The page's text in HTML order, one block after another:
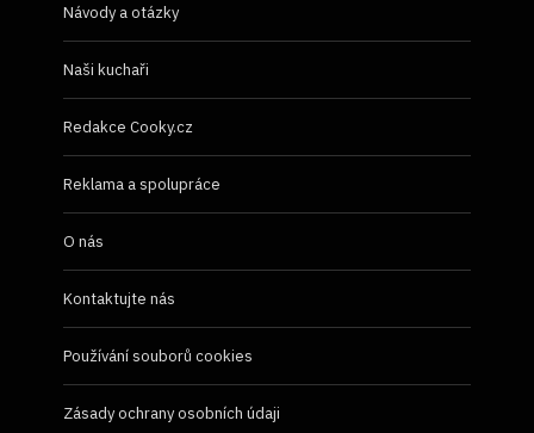
Návody a otázky
Naši kuchaři
Redakce Cooky.cz
Reklama a spolupráce
O nás
Kontaktujte nás
Používání souborů cookies
Zásady ochrany osobních údaji